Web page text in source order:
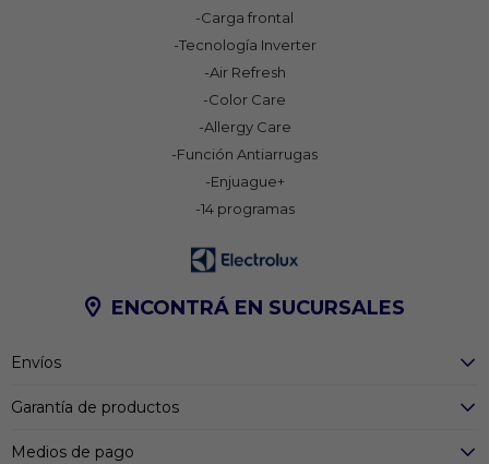
-Carga frontal
-Tecnología Inverter
-Air Refresh
-Color Care
-Allergy Care
-Función Antiarrugas
-Enjuague+
-14 programas
ENCONTRÁ EN SUCURSALES
Envíos
Garantía de productos
Medios de pago